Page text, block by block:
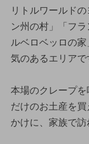
リトルワールド
ン州の村」「フ
ルベロベッロの
気のあるエリアで
本場のクレープ
だけのお土産を
かけに、家族で訪